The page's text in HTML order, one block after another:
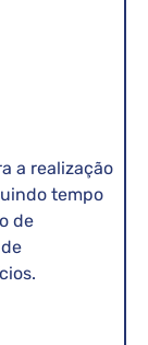
a realização
tempo
de